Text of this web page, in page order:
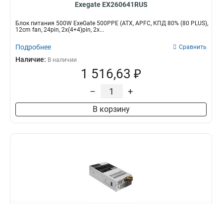
Exegate EX260641RUS
Блок питания 500W ExeGate 500PPE (ATX, APFC, КПД 80% (80 PLUS),
12cm fan, 24pin, 2x(4+4)pin, 2x...
Подробнее Сравнить
Наличие: В наличии
1 516,63 ₽
– +
В корзину